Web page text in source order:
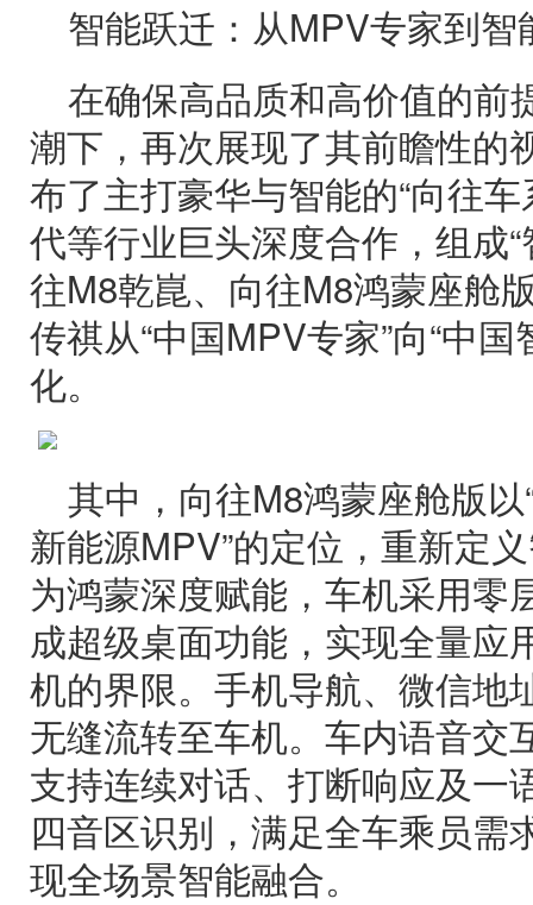
智能跃迁：从MPV专家到智
在确保高品质和高价值的前
潮下，再次展现了其前瞻性的
布了主打豪华与智能的“向往
代等行业巨头深度合作，组成
往M8乾崑、向往M8鸿蒙座舱
传祺从“中国MPV专家”向“中
化。
其中，向往M8鸿蒙座舱版
新能源MPV”的定位，重新定
为鸿蒙深度赋能，车机采用零
成超级桌面功能，实现全量应
机的界限。手机导航、微信地
无缝流转至车机。车内语音交
支持连续对话、打断响应及一
四音区识别，满足全车乘员需
现全场景智能融合。